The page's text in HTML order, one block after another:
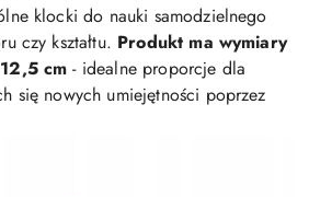
klocki do nauki samodzielnego
czy kształtu. Produkt ma wymiary
cm - idealne proporcje dla
się nowych umiejętności poprzez